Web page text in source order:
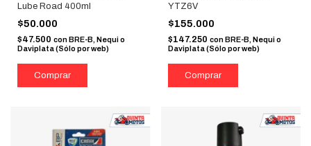
Lube Road 400ml
$50.000
$47.500 conBRE-B, Nequi o
Daviplata (Sólo por web)
YTZ6V
$155.000
$147.250 con BRE-B, Nequi o
Daviplata (Sólo por web)